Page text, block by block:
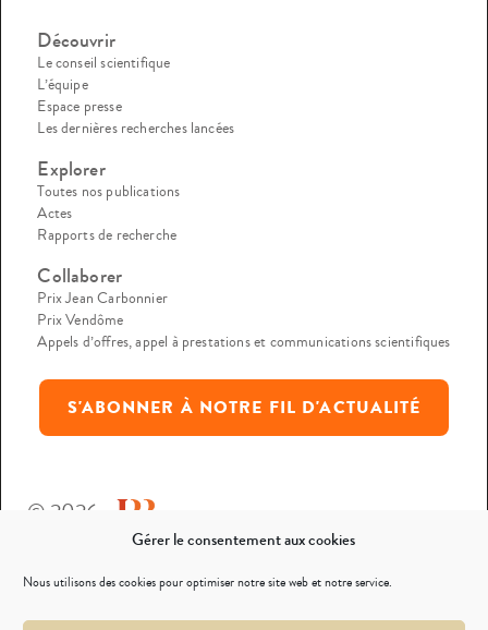
Gérer le consentement aux cookies
Nous utilisons des cookies pour optimiser notre site web et notre service.
Découvrir
Le conseil scientifique
L’équipe
Espace presse
Les dernières recherches lancées
Explorer
Toutes nos publications
Actes
Rapports de recherche
Collaborer
Prix Jean Carbonnier
Prix Vendôme
Appels d’offres, appel à prestations et communications scientifiques
S'ABONNER À NOTRE FIL D'ACTUALITÉ
© 2026